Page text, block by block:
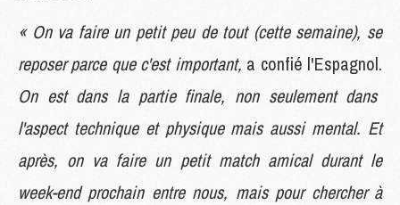
« On va faire un petit peu de tout (cette semaine), se
reposer parce que c'est important, a confié l'Espagnol.
On est dans la partie finale, non seulement dans
l'aspect technique et physique mais aussi mental. Et
après, on va faire un petit match amical durant le
week-end prochain entre nous, mais pour chercher à